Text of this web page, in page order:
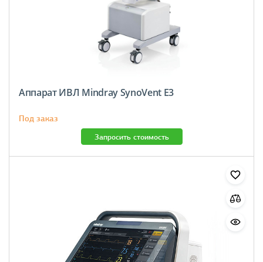
Аппарат ИВЛ Mindray SynoVent E3
Под заказ
Запросить стоимость